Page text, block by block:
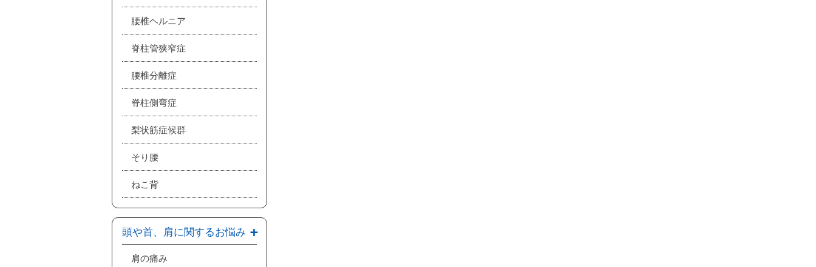
腰椎ヘルニア
脊柱管狭窄症
腰椎分離症
脊柱側弯症
梨状筋症候群
そり腰
ねこ背
頭や首、肩に関するお悩み
肩の痛み